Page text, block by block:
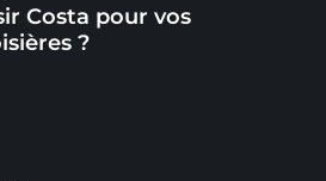
Costa pour vos
?